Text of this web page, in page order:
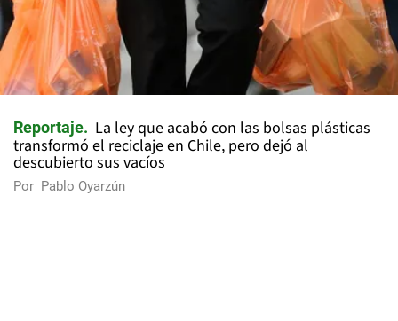
Reportaje
La ley que acabó con las bolsas plásticas
transformó el reciclaje en Chile, pero dejó al
descubierto sus vacíos
Por Pablo Oyarzún